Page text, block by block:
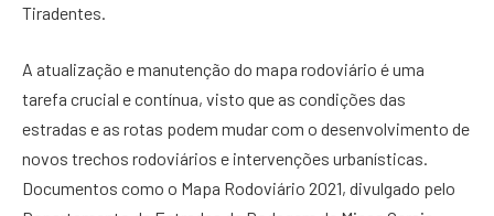
Tiradentes.
A atualização e manutenção do mapa rodoviário é uma
tarefa crucial e contínua, visto que as condições das
estradas e as rotas podem mudar com o desenvolvimento de
novos trechos rodoviários e intervenções urbanísticas.
Documentos como o Mapa Rodoviário 2021, divulgado pelo